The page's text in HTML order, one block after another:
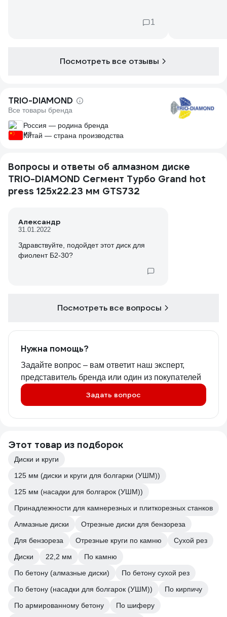
ура. Глубина реза 5-6см. За это время
может качество от партии зависит, может
1
Посмотреть все отзывы
TRIO-DIAMOND
Все товары бренда
Россия — родина бренда
Китай — страна производства
Вопросы и ответы об алмазном диске
TRIO-DIAMOND Сегмент Турбо Grand hot
press 125х22.23 мм GTS732
Александр
31.01.2022
Здравствуйте, подойдет этот диск для
фиолент Б2-30?
Посмотреть все вопросы
Нужна помощь?
Задайте вопрос – вам ответит наш эксперт,
представитель бренда или один из покупателей
Задать вопрос
Этот товар из подборок
Диски и круги
125 мм (диски и круги для болгарки (УШМ))
125 мм (насадки для болгарок (УШМ))
Принадлежности для камнерезных и плиткорезных станков
Алмазные диски
Отрезные диски для бензореза
Для бензореза
Отрезные круги по камню
Сухой рез
Диски
22,2 мм
По камню
По бетону (алмазные диски)
По бетону сухой рез
По бетону (насадки для болгарок (УШМ))
По кирпичу
По армированному бетону
По шиферу